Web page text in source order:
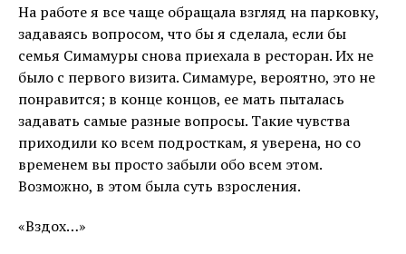
На работе я все чаще обращала взгляд на парковку,
задаваясь вопросом, что бы я сделала, если бы
семья Симамуры снова приехала в ресторан. Их не
было с первого визита. Симамуре, вероятно, это не
понравится; в конце концов, ее мать пыталась
задавать самые разные вопросы. Такие чувства
приходили ко всем подросткам, я уверена, но со
временем вы просто забыли обо всем этом.
Возможно, в этом была суть взросления.
«Вздох…»